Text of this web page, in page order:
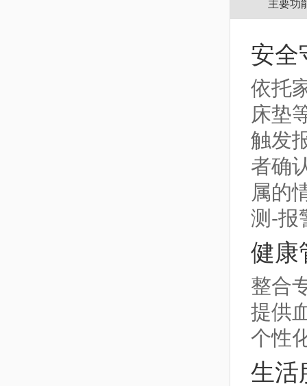
主要功
安全
依托
床垫
触发
者确
属的
测-报
健康
整合
提供
个性
生活